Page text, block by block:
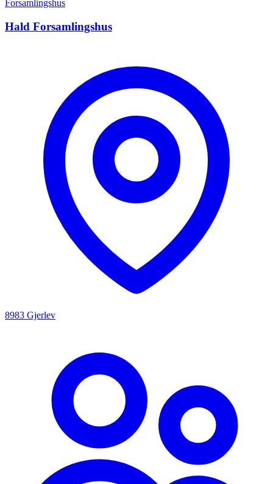
Forsamlingshus
Hald Forsamlingshus
8983 Gjerlev